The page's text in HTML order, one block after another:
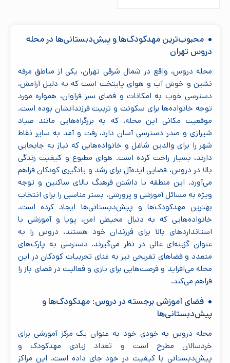
محبوب‌ترین مهدکودک‌ها و پیش‌دبستانی‌ها در محله
دروس تهران
محله دروس، واقع در شمال شرقی تهران، یکی از مناطق مرفه
نشین و خوش آب و هوای پایتخت است که به دلیل آرامش،
دسترسی خوب به امکانات و فضای سبز فراوان، همواره مورد
توجه خانواده‌ها برای سکونت و تربیت فرزندانشان بوده است.
موقعیت مکانی این محله، که به بزرگراه‌هایی مانند صیاد
شیرازی و صدر دسترسی آسان دارد، رفت و آمد به سایر نقاط
شهر را برای والدین شاغل و خانواده‌هایی که نیاز به جابجایی
دارند، بسیار راحت کرده است. هوای مطبوع و کیفیت زندگی
بالا در دروس، فضایی ایده‌آل برای رشد و یادگیری کودکان فراهم
می‌آورد. این منطقه با داشتن فرهنگ بالای ساکنین و توجه
ویژه به مسائل آموزشی و پرورشی، بستر مناسبی را برای انتخاب
بهترین مهدکودک‌ها و پیش‌دبستانی‌ها ایجاد کرده است.
خانواده‌هایی که به دنبال محیطی امن، پویا و آموزشی با
استانداردهای بالا برای فرزندان خود هستند، دروس را به
عنوان گزینه‌ای عالی در نظر می‌گیرند. دسترسی به پارک‌های
متعدد و فضاهای تفریحی نیز به غنای تجربیات کودکان در این
محله می‌افزاید و فرصت‌هایی برای بازی و فعالیت در فضای باز را
فراهم می‌کند.
فضای آموزشی برجسته در دروس: مهدکودک‌ها و
پیش‌دبستانی‌ها
محله دروس به خودی خود به عنوان یک مرکز آموزشی برای
خردسالان مطرح است و تعداد زیادی مهدکودک و
پیش‌دبستانی با کیفیت در خود جای داده است. این مراکز